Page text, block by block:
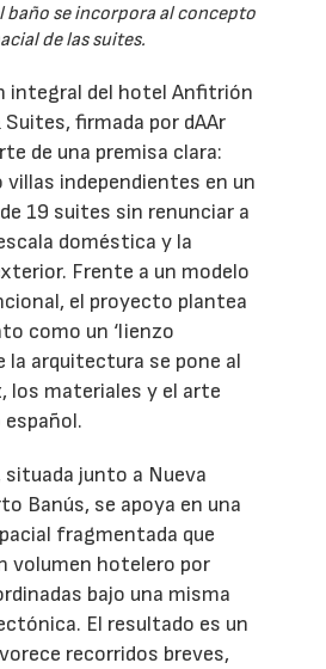
baño se incorpora al concepto
de las suites.
integral del hotel Anfitrión
Suites, firmada por dAAr
de una premisa clara:
independientes en un
19 suites sin renunciar a
doméstica y la
Frente a un modelo
el proyecto plantea
como un ‘lienzo
la arquitectura se pone al
los materiales y el arte
junto a Nueva
Banús, se apoya en una
fragmentada que
volumen hotelero por
bajo una misma
El resultado es un
recorridos breves,